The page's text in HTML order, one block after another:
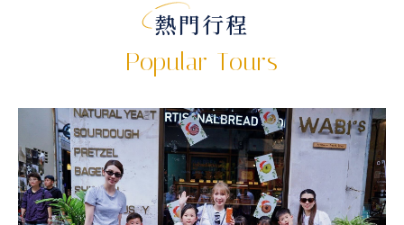
熱門行程
Popular Tours